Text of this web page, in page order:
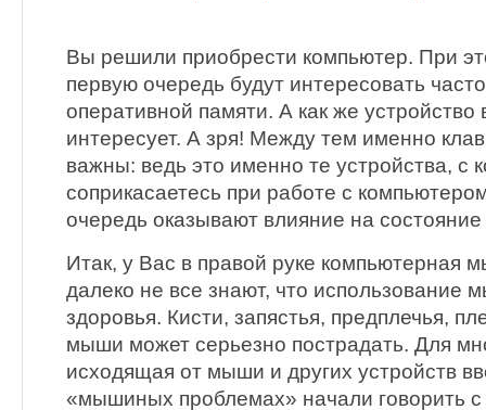
Вы решили приобрести компьютер. При
первую очередь будут интересовать
оперативной памяти. А как же
интересует. А зря! Между тем именно
важны: ведь это именно те устройства, с
соприкасаетесь при работе с
очередь оказывают влияние на
Итак, у Вас в правой руке компьютерная
далеко не все знают, что использование
здоровья. Кисти, запястья, предплечья,
мыши может серьезно пострадать. Для
исходящая от мыши и других устройств
«мышиных проблемах» начали говорить с